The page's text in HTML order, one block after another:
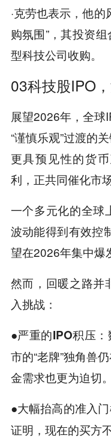
·克劳也表示，他
购氛围”，其投资
型科技公司收购。
03科技股IPO
展望2026年，全球
“谨慎乐观”过渡的
更具预见性的货
利，正共同催化市
一个多元化的全球
波动能得到有效控
望在2026年集中爆
然而，回暖之路并
入挑战：
●严重的IPO积压：
市的“老牌”独角兽
金需求也更为迫切。
●大幅抬高的准入
证明，现在的买方